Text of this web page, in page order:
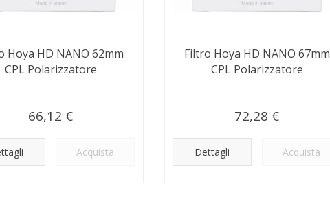
Hoya HD NANO 62mm
CPL Polarizzatore
66,12 €
Acquista
Filtro Hoya HD NANO 67mm
CPL Polarizzatore
72,28 €
Dettagli Acquista